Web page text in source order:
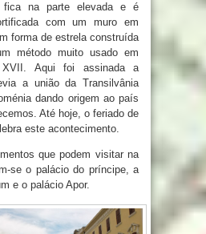
fica na parte elevada e é
com um muro em
forma de estrela construída
método muito usado em
Aqui foi assinada a
a união da Transilvânia
dando origem ao país
Até hoje, o feriado de
este acontecimento.
que podem visitar na
se o palácio do príncipe, a
e o palácio Apor.